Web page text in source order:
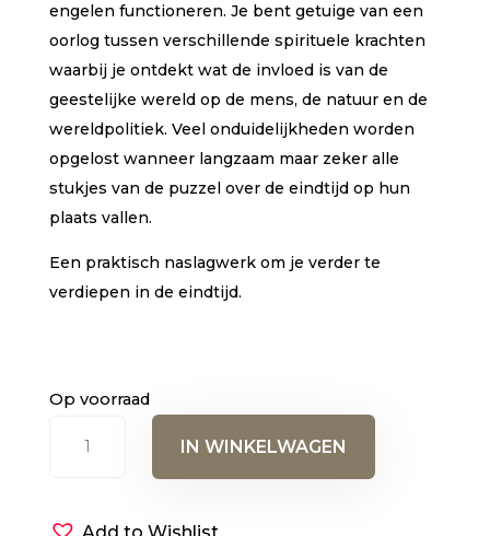
engelen functioneren. Je bent getuige van een
oorlog tussen verschillende spirituele krachten
waarbij je ontdekt wat de invloed is van de
geestelijke wereld op de mens, de natuur en de
wereldpolitiek. Veel onduidelijkheden worden
opgelost wanneer langzaam maar zeker alle
stukjes van de puzzel over de eindtijd op hun
plaats vallen.
Een praktisch naslagwerk om je verder te
verdiepen in de eindtijd.
Op voorraad
Tijdlijn
IN WINKELWAGEN